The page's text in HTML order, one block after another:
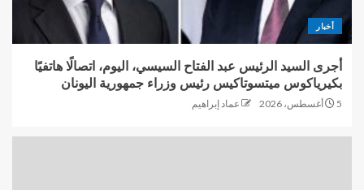
أخبار
أجرى السيد الرئيس عبد الفتاح السيسي، اليوم، اتصالًا هاتفيًا
بكيرياكوس ميتسوتاكيس رئيس وزراء جمهورية اليونان
5 أغسطس، 2026 عماد إبراهيم